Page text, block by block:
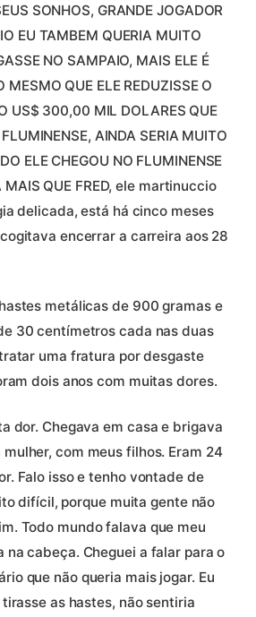
SONHOS, GRANDE JOGADOR
EU TAMBEM QUERIA MUITO
NO SAMPAIO, MAIS ELE É
MESMO QUE ELE REDUZISSE O
US$ 300,00 MIL DOLARES QUE
AINDA SERIA MUITO
ELE CHEGOU NO FLUMINENSE
MAIS QUE FRED, ele martinuccio
delicada, está há cinco meses
encerrar a carreira aos 28
metálicas de 900 gramas e
30 centímetros cada nas duas
uma fratura por desgaste
dois anos com muitas dores.
dor. Chegava em casa e brigava
com meus filhos. Eram 24
Falo isso e tenho vontade de
difícil, porque muita gente não
Todo mundo falava que meu
na cabeça. Cheguei a falar para o
que não queria mais jogar. Eu
as hastes, não sentiria